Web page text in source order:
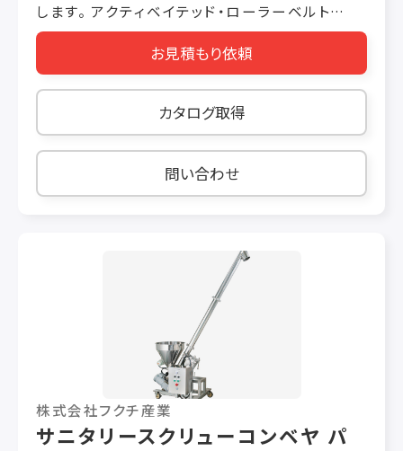
します。 アクティベイテッド・ローラーベルト
™（ARB™）技術は特許取得済みの自動化搬送ソ
リューションで、システムやラインレイアウトの新
しい可能性を創造します。世界中で何千件もの設
置例が実証しているように、ARB装置は、効率的
で穏やかな信頼性の高い製品搬送を、従来の技
術ではサポートできない用途やエリアで実現しま
るよう、当社のチームがお手伝いいたします。レイ
ます。改善内容をご紹介します： 処理能力の改善
装置設置面積の削減 総所有コストの削減 安全ガ
ードや可動部品の使用が不要 現在、そして将来
において、搬送が難しい製品タイプや変化する製
品タイプにも対応する柔軟性
お見積もり依頼
カタログ取得
問い合わせ
株式会社フクチ産業
サニタリースクリューコンベヤ パ